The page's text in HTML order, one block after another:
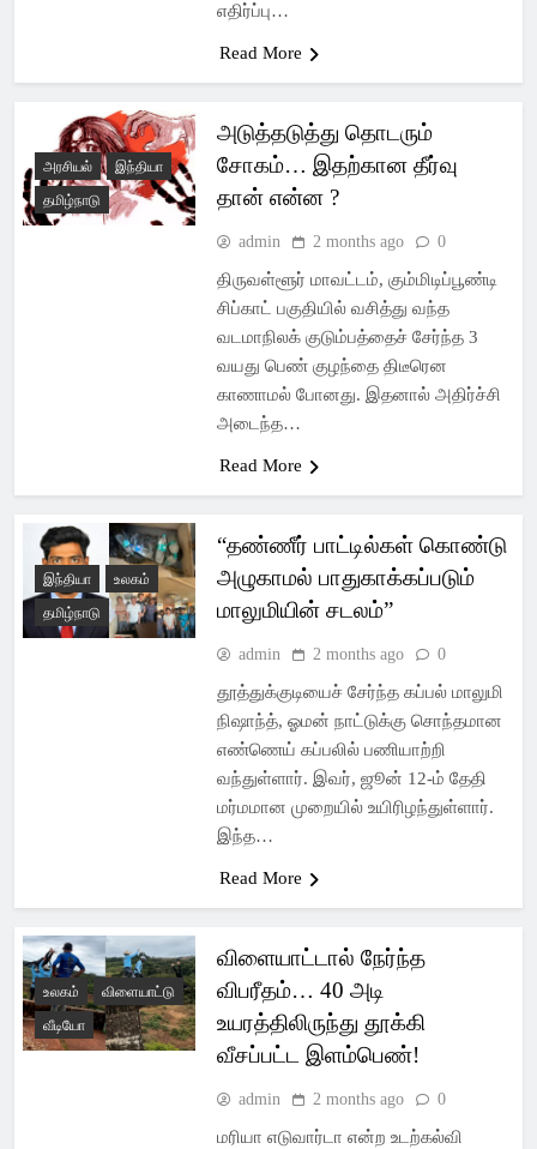
எதிர்ப்பு…
Read More
அரசியல்
இந்தியா
தமிழ்நாடு
அடுத்தடுத்து தொடரும்
சோகம்… இதற்கான தீர்வு
தான் என்ன ?
admin 2 months ago 0
திருவள்ளூர் மாவட்டம், கும்மிடிப்பூண்டி
சிப்காட் பகுதியில் வசித்து வந்த
வடமாநிலக் குடும்பத்தைச் சேர்ந்த 3
வயது பெண் குழந்தை திடீரென
காணாமல் போனது. இதனால் அதிர்ச்சி
அடைந்த…
Read More
இந்தியா
உலகம்
தமிழ்நாடு
“தண்ணீர் பாட்டில்கள் கொண்டு
அழுகாமல் பாதுகாக்கப்படும்
மாலுமியின் சடலம்”
admin 2 months ago 0
தூத்துக்குடியைச் சேர்ந்த கப்பல் மாலுமி
நிஷாந்த், ஓமன் நாட்டுக்கு சொந்தமான
எண்ணெய் கப்பலில் பணியாற்றி
வந்துள்ளார். இவர், ஜூன் 12-ம் தேதி
மர்மமான முறையில் உயிரிழந்துள்ளார்.
இந்த…
Read More
உலகம்
விளையாட்டு
வீடியோ
விளையாட்டால் நேர்ந்த
விபரீதம்… 40 அடி
உயரத்திலிருந்து தூக்கி
வீசப்பட்ட இளம்பெண்!
admin 2 months ago 0
மரியா எடுவார்டா என்ற உடற்கல்வி